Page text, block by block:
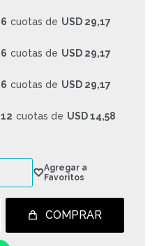
6 cuotas de USD 29,17
6 cuotas de USD 29,17
6 cuotas de USD 29,17
12 cuotas de USD 14,58
COMPRAR